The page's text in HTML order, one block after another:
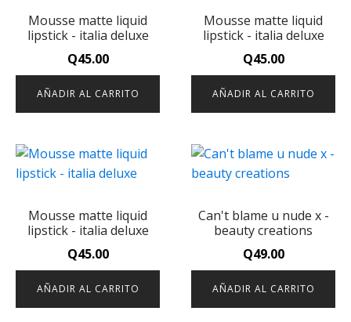
Mousse matte liquid
lipstick - italia deluxe
Q45.00
AÑADIR AL CARRITO
Mousse matte liquid
lipstick - italia deluxe
Q45.00
AÑADIR AL CARRITO
Mousse matte liquid
lipstick - italia deluxe
Q45.00
AÑADIR AL CARRITO
Can't blame u nude x -
beauty creations
Q49.00
AÑADIR AL CARRITO